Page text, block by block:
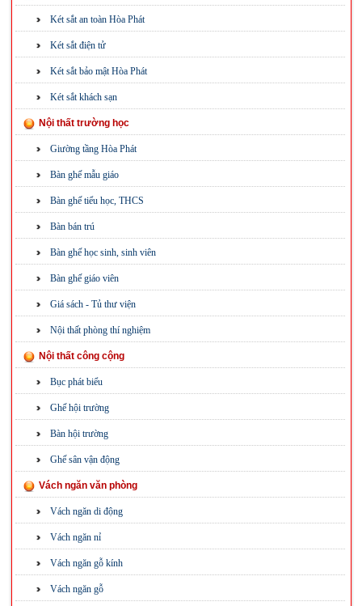
Két sắt an toàn Hòa Phát
Két sắt điện tử
Két sắt bảo mật Hòa Phát
Két sắt khách sạn
Nội thất trường học
Giường tầng Hòa Phát
Bàn ghế mẫu giáo
Bàn ghế tiểu học, THCS
Bàn bán trú
Bàn ghế học sinh, sinh viên
Bàn ghế giáo viên
Giá sách - Tủ thư viện
Nội thất phòng thí nghiệm
Nội thất công cộng
Bục phát biểu
Ghế hội trường
Bàn hội trường
Ghế sân vận động
Vách ngăn văn phòng
Vách ngăn di động
Vách ngăn nỉ
Vách ngăn gỗ kính
Vách ngăn gỗ